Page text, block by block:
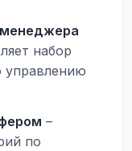
набор
управлению
–
по